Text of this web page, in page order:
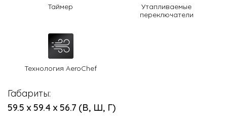
Таймер Утапливаемые
переключатели
Технология AeroChef
Габариты:
59.5 х 59.4 х 56.7 (В, Ш, Г)